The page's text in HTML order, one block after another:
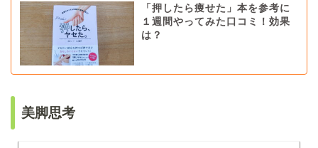
「押したら痩せた」本を参考に
１週間やってみた口コミ！効果
は？
美脚思考